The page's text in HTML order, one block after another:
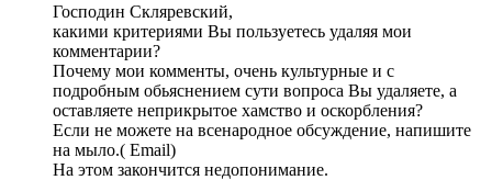
Господин Скляревский,
какими критериями Вы пользуетесь удаляя мои
комментарии?
Почему мои комменты, очень культурные и с
подробным обьяснением сути вопроса Вы удаляете, а
оставляете неприкрытое хамство и оскорбления?
Если не можете на всенародное обсуждение, напишите
на мыло.( Email)
На этом закончится недопонимание.